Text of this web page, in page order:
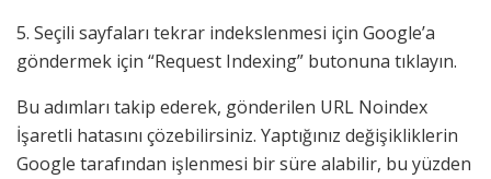
5. Seçili sayfaları tekrar indekslenmesi için Google’a
göndermek için “Request Indexing” butonuna tıklayın.
Bu adımları takip ederek, gönderilen URL Noindex
İşaretli hatasını çözebilirsiniz. Yaptığınız değişikliklerin
Google tarafından işlenmesi bir süre alabilir, bu yüzden